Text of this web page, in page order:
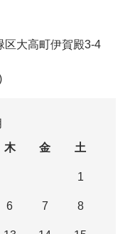
区大高町伊賀殿3-4
木 金 土
1
6 7 8